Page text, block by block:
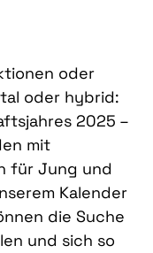
oder
oder hybrid:
2025 –
mit
für Jung und
Kalender
die Suche
und sich so